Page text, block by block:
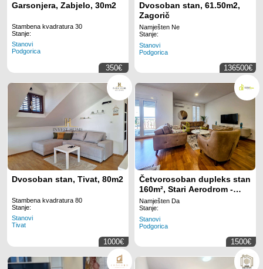
Garsonjera, Zabjelo, 30m2
Stambena kvadratura 30
Stanje:
Stanovi
Podgorica
350€
Dvosoban stan, 61.50m2,
Zagorič
Namješten Ne
Stanje:
Stanovi
Podgorica
136500€
Dvosoban stan, Tivat, 80m2
Stambena kvadratura 80
Stanje:
Stanovi
Tivat
1000€
Četvorosoban dupleks stan
160m², Stari Aerodrom -
Izdavanje, Namješten,
Klimatizovan, Parking
mjesto
Namješten Da
Stanje:
Stanovi
Podgorica
1500€